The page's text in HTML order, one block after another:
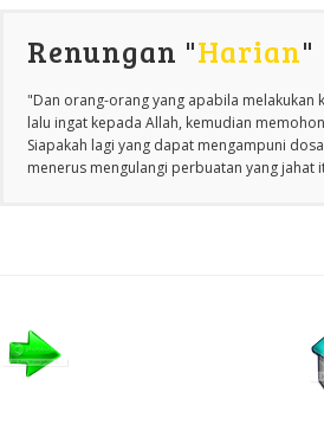
Renungan "Harian"
"Dan orang-orang yang apabila melakukan
lalu ingat kepada Allah, kemudian
Siapakah lagi yang dapat mengampuni
menerus mengulangi perbuatan yang jahat